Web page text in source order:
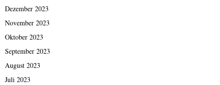
Dezember 2023
November 2023
Oktober 2023
September 2023
August 2023
Juli 2023